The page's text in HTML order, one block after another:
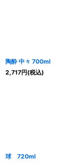
陶酔 中々 700ml
2,717円(税込)
球 720ml